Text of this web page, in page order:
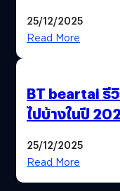
25/12/2025
Read More
BT beartai รี
ไปบ้างในปี
25/12/2025
Read More